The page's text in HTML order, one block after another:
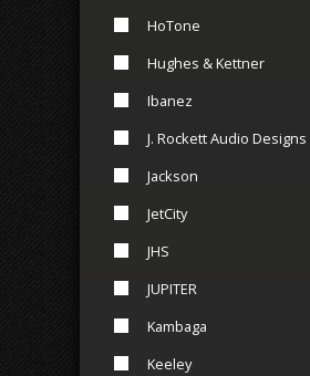
HoTone
Hughes & Kettner
Ibanez
J. Rockett Audio Designs
Jackson
JetCity
JHS
JUPITER
Kambaga
Keeley